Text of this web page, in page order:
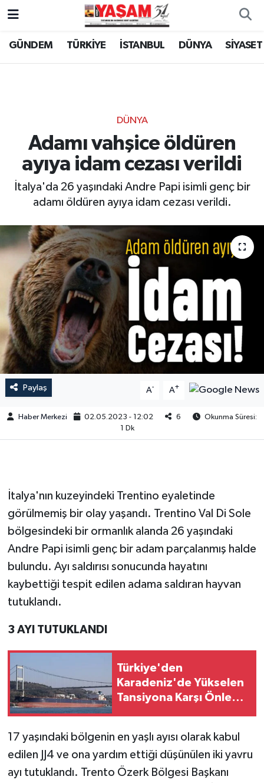
GÜNDEM TÜRKİYE İSTANBUL DÜNYA SİYASET
DÜNYA
Adamı vahşice öldüren
ayıya idam cezası verildi
İtalya'da 26 yaşındaki Andre Papi isimli genç bir
adamı öldüren ayıya idam cezası verildi.
Paylaş A- A+
Haber Merkezi 02.05.2023 - 12:02 6
Okunma Süresi:
1 Dk
İtalya'nın kuzeyindeki Trentino eyaletinde
görülmemiş bir olay yaşandı. Trentino Val Di Sole
bölgesindeki bir ormanlık alanda 26 yaşındaki
Andre Papi isimli genç bir adam parçalanmış halde
bulundu. Ayı saldırısı sonucunda hayatını
kaybettiği tespit edilen adama saldıran hayvan
tutuklandı.
3 AYI TUTUKLANDI
Türkiye'den
Karadeniz'de Yükselen
Tansiyona Karşı Önlem:
Kısıtlaması
17 yaşındaki bölgenin en yaşlı ayısı olarak kabul
edilen JJ4 ve ona yardım ettiği düşünülen iki yavru
ayı tutuklandı. Trento Özerk Bölgesi Başkanı